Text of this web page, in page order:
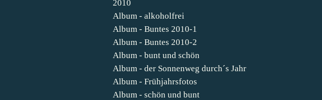
2010
Album - alkoholfrei
Album - Buntes 2010-1
Album - Buntes 2010-2
Album - bunt und schön
Album - der Sonnenweg durch´s Jahr
Album - Frühjahrsfotos
Album - schön und bunt